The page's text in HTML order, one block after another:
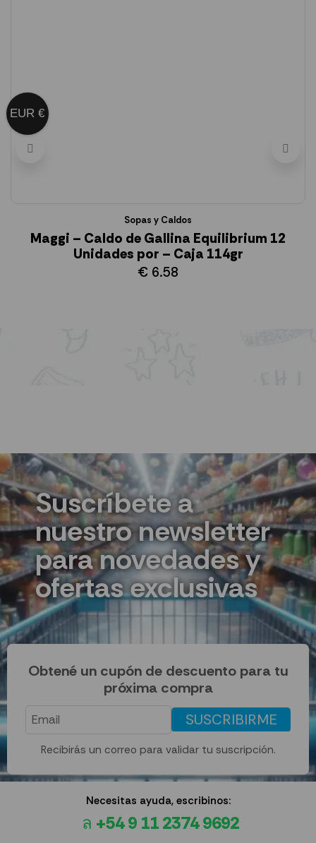
Sopas y Caldos
Maggi – Caldo de Gallina Equilibrium 12
Unidades por – Caja 114gr
€ 6.58
Suscríbete a
nuestro newsletter
para novedades y
ofertas exclusivas
Obtené un cupón de descuento para tu
próxima compra
SUSCRIBIRME
Recibirás un correo para validar tu suscripción.
Necesitas ayuda, escribinos:
+54 9 11 2374 9692
EUR €